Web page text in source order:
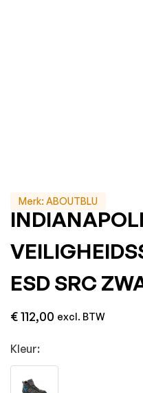
Merk: ABOUTBLU
ESD SRC
€112,00 excl. BTW
Kleur: